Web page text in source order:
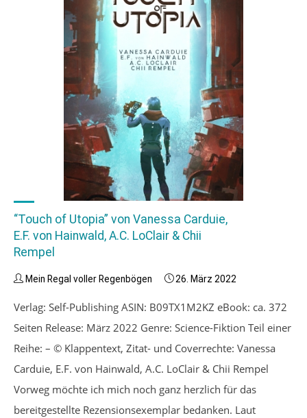
Teja
Ciolczyk"
“Touch of Utopia” von Vanessa Carduie,
E.F. von Hainwald, A.C. LoClair & Chii
Rempel
Mein Regal voller Regenbögen 26. März 2022
Verlag: Self-Publishing ASIN: B09TX1M2KZ eBook: ca. 372
Seiten Release: März 2022 Genre: Science-Fiktion Teil einer
Reihe: – © Klappentext, Zitat- und Coverrechte: Vanessa
Carduie, E.F. von Hainwald, A.C. LoClair & Chii Rempel
Vorweg möchte ich mich noch ganz herzlich für das
bereitgestellte Rezensionsexemplar bedanken. Laut